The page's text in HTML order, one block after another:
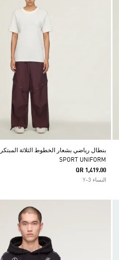
SPORT UNIFORM
QR 1,419.00
النساء Y-3